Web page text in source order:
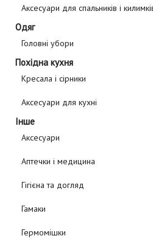
Аксесуари для спальників і
Одяг
Головні убори
Похідна кухня
Кресала і сірники
Аксесуари для кухні
Інше
Аксесуари
Аптечки і медицина
Гігієна та догляд
Гамаки
Гермомішки